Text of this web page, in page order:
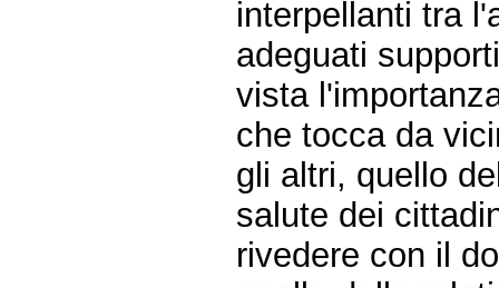
interpellanti tra
adeguati
vista
che tocca da
gli altri, quello
salute dei
rivedere con il